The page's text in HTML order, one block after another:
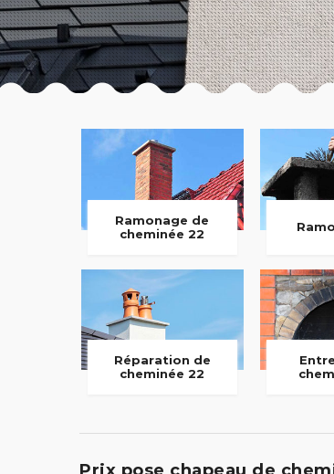
Ramonage de
cheminée 22
Réparation de
cheminée 22